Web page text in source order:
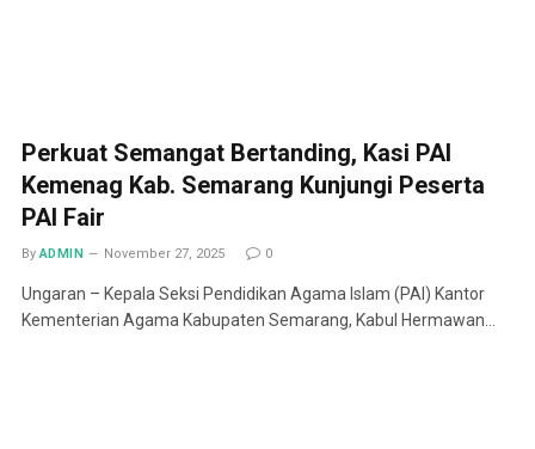
Perkuat Semangat Bertanding, Kasi PAI
Kemenag Kab. Semarang Kunjungi Peserta
PAI Fair
By ADMIN November 27, 2025 0
Ungaran – Kepala Seksi Pendidikan Agama Islam (PAI) Kantor
Kementerian Agama Kabupaten Semarang, Kabul Hermawan…